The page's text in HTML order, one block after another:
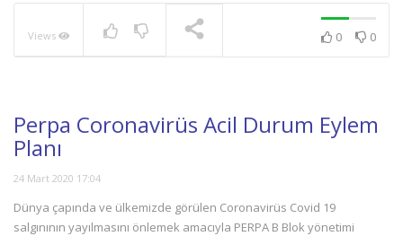
Views 0 0
Perpa Coronavirüs Acil Durum Eylem
Planı
24 Mart 2020 17:04
Dünya çapında ve ülkemizde görülen Coronavirüs Covid 19
salgınının yayılmasını önlemek amacıyla PERPA B Blok yönetimi